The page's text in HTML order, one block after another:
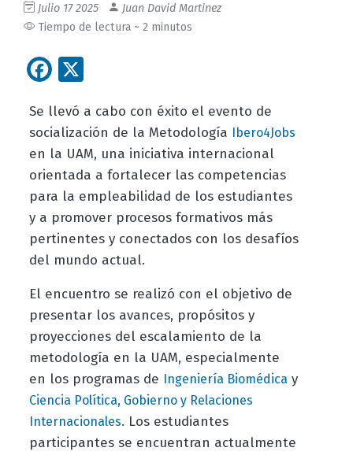
Julio 17 2025
Juan David Martinez
Tiempo de lectura ~ 2 minutos
Facebook
Se llevó a cabo con éxito el evento de
socialización de la Metodología Ibero4Jobs
en la UAM, una iniciativa internacional
orientada a fortalecer las competencias
para la empleabilidad de los estudiantes
y a promover procesos formativos más
pertinentes y conectados con los desafíos
del mundo actual.
El encuentro se realizó con el objetivo de
presentar los avances, propósitos y
proyecciones del escalamiento de la
metodología en la UAM, especialmente
en los programas de Ingeniería Biomédicay
Ciencia Política, Gobierno y Relaciones
Internacionales. Los estudiantes
participantes se encuentran actualmente